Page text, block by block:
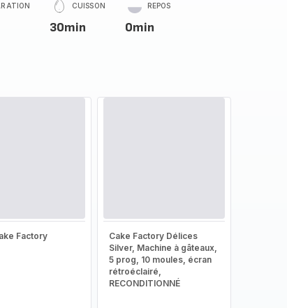
CUISSON
30min
REPOS
0min
Factory
Cake Factory Délices
Silver, Machine à gâteaux,
5 prog, 10 moules, écran
rétroéclairé,
RECONDITIONNÉ